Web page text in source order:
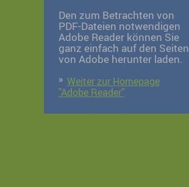
Den zum Betrachten von
PDF-Dateien notwendigen
Adobe Reader können Sie
ganz einfach auf den Seiten
von Adobe herunter laden.
Weiter zur Homepage
"Adobe Reader"